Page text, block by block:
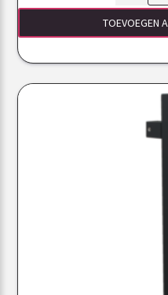
TOEVOEGEN